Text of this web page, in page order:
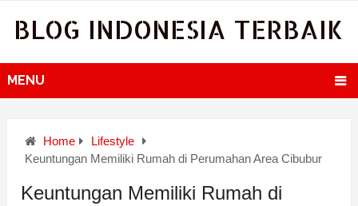
BLOG INDONESIA TERBAIK
MENU
Home
Lifestyle
Keuntungan Memiliki Rumah di Perumahan Area Cibubur
Keuntungan Memiliki Rumah di